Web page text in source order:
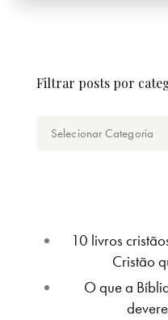
Filtrar posts por
10 livros
Cristão
O que a